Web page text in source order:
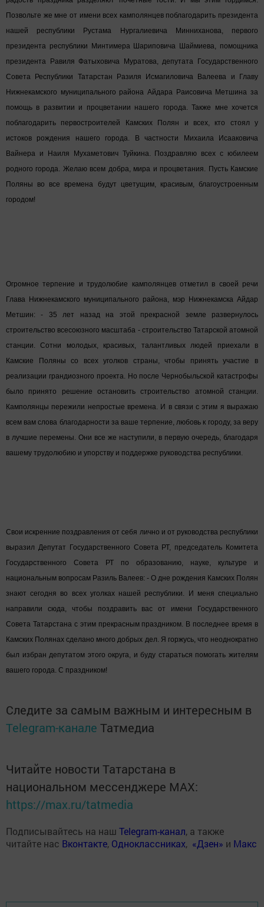
Позвольте же мне от имени всех камполянцев поблагодарить президента
нашей республики Рустама Нургалиевича Минниханова, первого
президента республики Минтимера Шариповича Шаймиева, помощника
президента Равиля Фатыховича Муратова, депутата Государственного
Совета Республики Татарстан Разиля Исмагиловича Валеева и Главу
Нижнекамского муниципального района Айдара Раисовича Метшина за
помощь в развитии и процветании нашего города. Также мне хочется
поблагодарить первостроителей Камских Полян и всех, кто стоял у
истоков рождения нашего города. В частности Михаила Исааковича
Вайнера и Наиля Мухаметович Туйкина. Поздравляю всех с юбилеем
родного города. Желаю всем добра, мира и процветания. Пусть Камские
Поляны во все времена будут цветущим, красивым, благоустроенным
городом!
Огромное терпение и трудолюбие камполянцев отметил в своей речи
Глава Нижнекамского муниципального района, мэр Нижнекамска Айдар
Метшин: - 35 лет назад на этой прекрасной земле развернулось
строительство всесоюзного масштаба - строительство Татарской атомной
станции. Сотни молодых, красивых, талантливых людей приехали в
Камские Поляны со всех уголков страны, чтобы принять участие в
реализации грандиозного проекта. Но после Чернобыльской катастрофы
было принято решение остановить строительство атомной станции.
Камполянцы пережили непростые времена. И в связи с этим я выражаю
всем вам слова благодарности за ваше терпение, любовь к городу, за веру
в лучшие перемены. Они все же наступили, в первую очередь, благодаря
вашему трудолюбию и упорству и поддержке руководства республики.
Свои искренние поздравления от себя лично и от руководства республики
выразил Депутат Государственного Совета РТ, председатель Комитета
Государственного Совета РТ по образованию, науке, культуре и
национальным вопросам Разиль Валеев: - О дне рождения Камских Полян
знают сегодня во всех уголках нашей республики. И меня специально
направили сюда, чтобы поздравить вас от имени Государственного
Совета Татарстана с этим прекрасным праздником. В последнее время в
Камских Полянах сделано много добрых дел. Я горжусь, что неоднократно
был избран депутатом этого округа, и буду стараться помогать жителям
вашего города. С праздником!
Следите за самым важным и интересным в
Telegram-канале Татмедиа
Читайте новости Татарстана в
национальном мессенджере MАХ:
https://max.ru/tatmedia
Подписывайтесь на наш Telegram-канал, а также
читайте нас Вконтакте, Одноклассниках, «Дзен» и Макс